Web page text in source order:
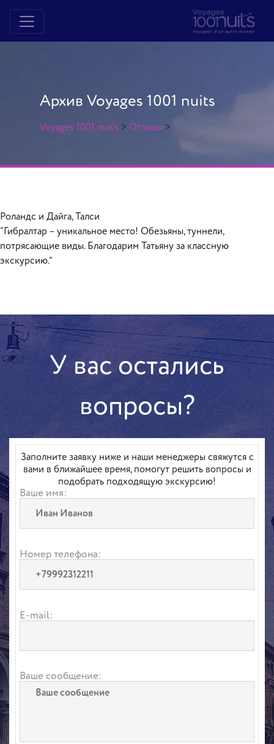
Архив Voyages 1001 nuits
Voyages 1001 nuits > Отзывы >
Роландс и Дайга, Талси
“Гибралтар – уникальное место! Обезьяны, туннели,
потрясающие виды. Благодарим Татьяну за классную
экскурсию.”
У вас остались
вопросы?
Заполните заявку ниже и наши менеджеры свяжутся с
вами в ближайшее время, помогут решить вопросы и
подобрать подходящую экскурсию!
Ваше имя:
Номер телефона:
E-mail:
Ваше сообщение: